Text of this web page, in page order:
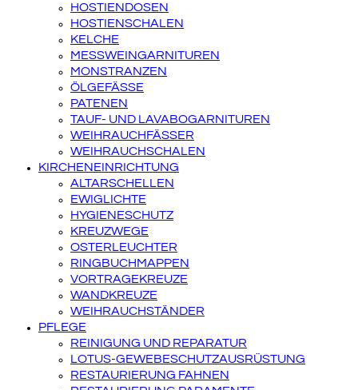
HOSTIENDOSEN
HOSTIENSCHALEN
KELCHE
MESSWEINGARNITUREN
MONSTRANZEN
ÖLGEFÄSSE
PATENEN
TAUF- UND LAVABOGARNITUREN
WEIHRAUCHFÄSSER
WEIHRAUCHSCHALEN
KIRCHENEINRICHTUNG
ALTARSCHELLEN
EWIGLICHTE
HYGIENESCHUTZ
KREUZWEGE
OSTERLEUCHTER
RINGBUCHMAPPEN
VORTRAGEKREUZE
WANDKREUZE
WEIHRAUCHSTÄNDER
PFLEGE
REINIGUNG UND REPARATUR
LOTUS-GEWEBESCHUTZAUSRÜSTUNG
RESTAURIERUNG FAHNEN